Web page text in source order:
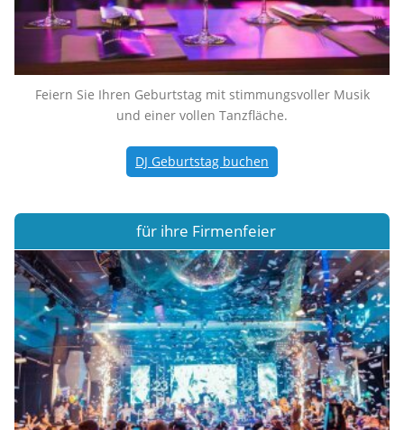
Feiern Sie Ihren Geburtstag mit stimmungsvoller Musik
und einer vollen Tanzfläche.
DJ Geburtstag buchen
für ihre Firmenfeier